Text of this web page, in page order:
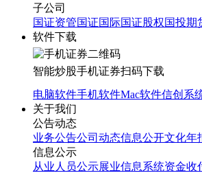
子公司
国证资管国证国际国证股权国投期
软件下载
智能炒股手机证券扫码下载
电脑软件手机软件Mac软件信创系
关于我们
公告动态
业务公告公司动态信息公开文化年
信息公示
从业人员公示展业信息系统资金收